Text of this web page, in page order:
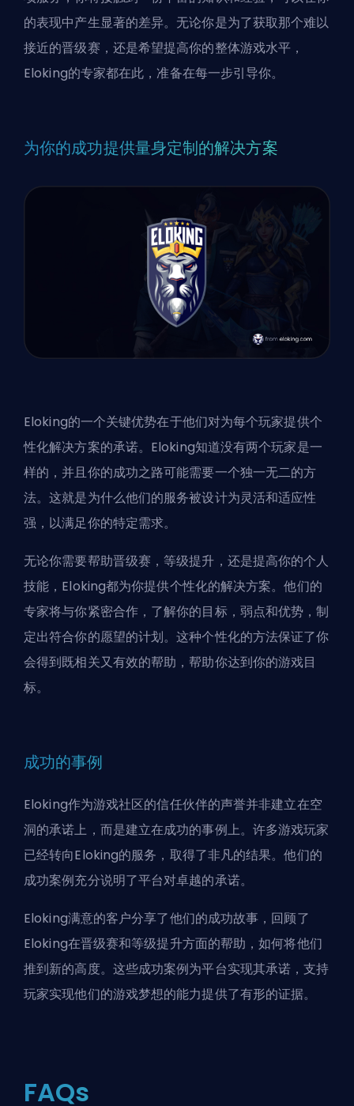
的表现中产生显著的差异。无论你是为了获取那个难以
接近的晋级赛，还是希望提高你的整体游戏水平，
Eloking的专家都在此，准备在每一步引导你。
为你的成功提供量身定制的解决方案
Eloking的一个关键优势在于他们对为每个玩家提供个
性化解决方案的承诺。Eloking知道没有两个玩家是一
样的，并且你的成功之路可能需要一个独一无二的方
法。这就是为什么他们的服务被设计为灵活和适应性
强，以满足你的特定需求。
无论你需要帮助晋级赛，等级提升，还是提高你的个人
技能，Eloking都为你提供个性化的解决方案。他们的
专家将与你紧密合作，了解你的目标，弱点和优势，制
定出符合你的愿望的计划。这种个性化的方法保证了你
会得到既相关又有效的帮助，帮助你达到你的游戏目
标。
成功的事例
Eloking作为游戏社区的信任伙伴的声誉并非建立在空
洞的承诺上，而是建立在成功的事例上。许多游戏玩家
已经转向Eloking的服务，取得了非凡的结果。他们的
成功案例充分说明了平台对卓越的承诺。
Eloking满意的客户分享了他们的成功故事，回顾了
Eloking在晋级赛和等级提升方面的帮助，如何将他们
推到新的高度。这些成功案例为平台实现其承诺，支持
玩家实现他们的游戏梦想的能力提供了有形的证据。
FAQs